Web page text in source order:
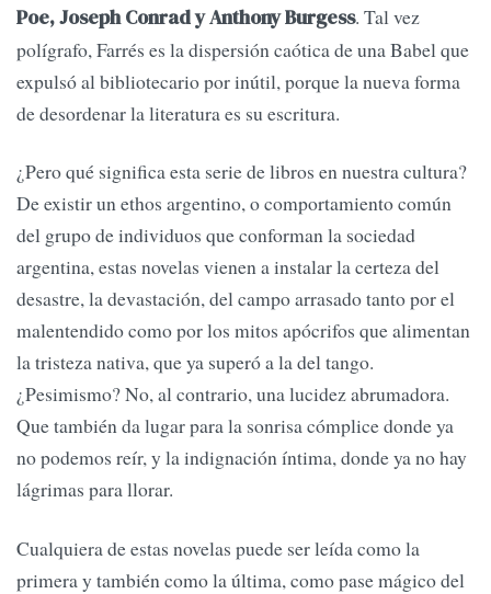
Poe, Joseph Conrad y Anthony Burgess. Tal vez
polígrafo, Farrés es la dispersión caótica de una Babel que
expulsó al bibliotecario por inútil, porque la nueva forma
de desordenar la literatura es su escritura.
¿Pero qué significa esta serie de libros en nuestra cultura?
De existir un ethos argentino, o comportamiento común
del grupo de individuos que conforman la sociedad
argentina, estas novelas vienen a instalar la certeza del
desastre, la devastación, del campo arrasado tanto por el
malentendido como por los mitos apócrifos que alimentan
la tristeza nativa, que ya superó a la del tango.
¿Pesimismo? No, al contrario, una lucidez abrumadora.
Que también da lugar para la sonrisa cómplice donde ya
no podemos reír, y la indignación íntima, donde ya no hay
lágrimas para llorar.
Cualquiera de estas novelas puede ser leída como la
primera y también como la última, como pase mágico del